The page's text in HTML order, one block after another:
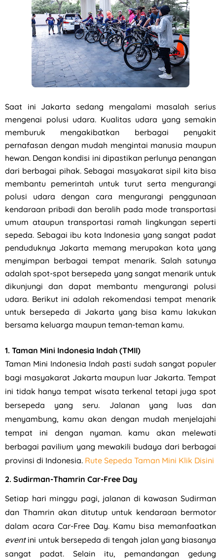
Saat ini Jakarta sedang mengalami masalah serius
mengenai polusi udara. Kualitas udara yang semakin
memburuk mengakibatkan berbagai penyakit
pernafasan dengan mudah mengintai manusia maupun
hewan. Dengan kondisi ini dipastikan perlunya penangan
dari berbagai pihak. Sebagai masyakarat sipil kita bisa
membantu pemerintah untuk turut serta mengurangi
polusi udara dengan cara mengurangi penggunaan
kendaraan pribadi dan beralih pada mode transportasi
umum ataupun transportasi ramah lingkungan seperti
sepeda. Sebagai ibu kota Indonesia yang sangat padat
penduduknya Jakarta memang merupakan kota yang
menyimpan berbagai tempat menarik. Salah satunya
adalah spot-spot bersepeda yang sangat menarik untuk
dikunjungi dan dapat membantu mengurangi polusi
udara. Berikut ini adalah rekomendasi tempat menarik
untuk bersepeda di Jakarta yang bisa kamu lakukan
bersama keluarga maupun teman-teman kamu.
1. Taman Mini Indonesia Indah (TMII)
Taman Mini Indonesia Indah pasti sudah sangat populer
bagi masyakarat Jakarta maupun luar Jakarta. Tempat
ini tidak hanya tempat wisata terkenal tetapi juga spot
bersepeda yang seru. Jalanan yang luas dan
menyambung, kamu akan dengan mudah menjelajahi
tempat ini dengan nyaman. kamu akan melewati
berbagai pavilium yang mewakili budaya dari berbagai
provinsi di Indonesia. Rute Sepeda Taman Mini Klik Disini
2. Sudirman-Thamrin Car-Free Day
Setiap hari minggu pagi, jalanan di kawasan Sudirman
dan Thamrin akan ditutup untuk kendaraan bermotor
dalam acara Car-Free Day. Kamu bisa memanfaatkan
event ini untuk bersepeda di tengah jalan yang biasanya
sangat padat. Selain itu, pemandangan gedung